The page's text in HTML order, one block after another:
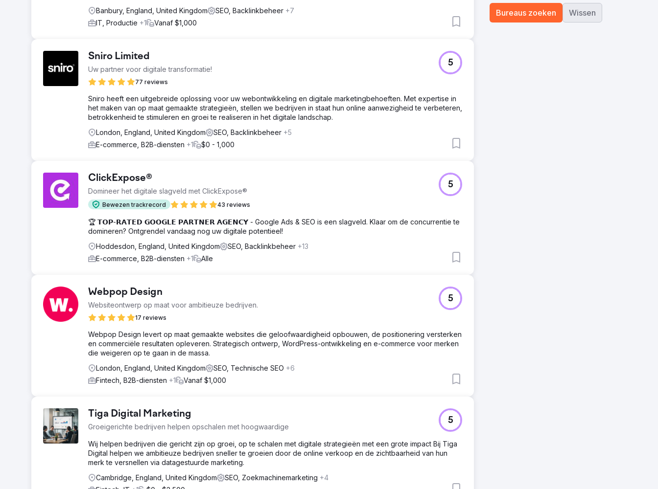
Banbury, England, United Kingdom
SEO, Backlinkbeheer +7
IT, Productie +1 Vanaf $1,000
Sniro Limited
Uw partner voor digitale transformatie!
77 reviews
5
Sniro heeft een uitgebreide oplossing voor uw webontwikkeling en digitale marketingbehoeften. Met expertise in
het maken van op maat gemaakte strategieën, stellen we bedrijven in staat hun online aanwezigheid te verbeteren,
betrokkenheid te stimuleren en groei te realiseren in het digitale landschap.
London, England, United Kingdom
SEO, Backlinkbeheer +5
E-commerce, B2B-diensten +1 $0 - 1,000
ClickExpose®
Domineer het digitale slagveld met ClickExpose®
Bewezen trackrecord 43 reviews
5
🏆 𝗧𝗢𝗣-𝗥𝗔𝗧𝗘𝗗 𝗚𝗢𝗢𝗚𝗟𝗘 𝗣𝗔𝗥𝗧𝗡𝗘𝗥 𝗔𝗚𝗘𝗡𝗖𝗬 - Google Ads & SEO is een slagveld. Klaar om de concurrentie te
domineren? Ontgrendel vandaag nog uw digitale potentieel!
Hoddesdon, England, United Kingdom
SEO, Backlinkbeheer +13
E-commerce, B2B-diensten +1 Alle
Webpop Design
Websiteontwerp op maat voor ambitieuze bedrijven.
17 reviews
5
Webpop Design levert op maat gemaakte websites die geloofwaardigheid opbouwen, de positionering versterken
en commerciële resultaten opleveren. Strategisch ontwerp, WordPress-ontwikkeling en e-commerce voor merken
die weigeren op te gaan in de massa.
London, England, United Kingdom
SEO, Technische SEO +6
Fintech, B2B-diensten +1 Vanaf $1,000
Tiga Digital Marketing
Groeigerichte bedrijven helpen opschalen met hoogwaardige
5
Wij helpen bedrijven die gericht zijn op groei, op te schalen met digitale strategieën met een grote impact Bij Tiga
Digital helpen we ambitieuze bedrijven sneller te groeien door de online verkoop en de zichtbaarheid van hun
merk te versnellen via datagestuurde marketing.
Cambridge, England, United Kingdom
SEO, Zoekmachinemarketing +4
Bureaus zoeken Wissen